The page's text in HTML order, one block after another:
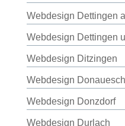
Webdesign Dettingen
Webdesign Dettingen
Webdesign Ditzingen
Webdesign
Webdesign Donzdorf
Webdesign Durlach